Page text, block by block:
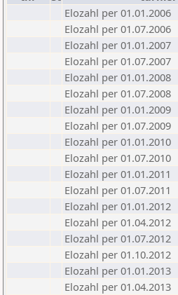
Elozahl per 01.01.2006
Elozahl per 01.07.2006
Elozahl per 01.01.2007
Elozahl per 01.07.2007
Elozahl per 01.01.2008
Elozahl per 01.07.2008
Elozahl per 01.01.2009
Elozahl per 01.07.2009
Elozahl per 01.01.2010
Elozahl per 01.07.2010
Elozahl per 01.01.2011
Elozahl per 01.07.2011
Elozahl per 01.01.2012
Elozahl per 01.04.2012
Elozahl per 01.07.2012
Elozahl per 01.10.2012
Elozahl per 01.01.2013
Elozahl per 01.04.2013